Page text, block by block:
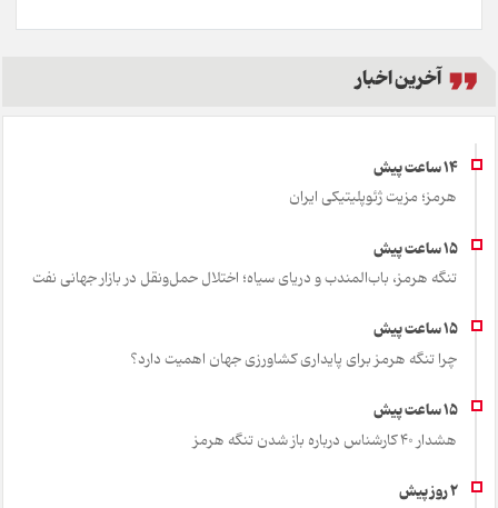
آخرین اخبار
هرمز؛ مزیت ژئوپلیتیکی ایران
تنگه هرمز، باب‌المندب و دریای سیاه؛ اختلال حمل‌ونقل در بازار جهانی نفت
چرا تنگه هرمز برای پایداری کشاورزی جهان اهمیت دارد؟
هشدار 40 کارشناس درباره باز شدن تنگه هرمز